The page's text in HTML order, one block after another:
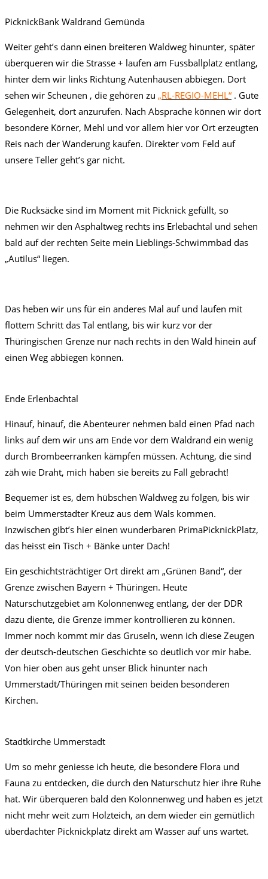
PicknickBank Waldrand Gemünda
Weiter geht’s dann einen breiteren Waldweg hinunter, später
überqueren wir die Strasse + laufen am Fussballplatz entlang,
hinter dem wir links Richtung Autenhausen abbiegen. Dort
sehen wir Scheunen , die gehören zu „RL-REGIO-MEHL“ . Gute
Gelegenheit, dort anzurufen. Nach Absprache können wir dort
besondere Körner, Mehl und vor allem hier vor Ort erzeugten
Reis nach der Wanderung kaufen. Direkter vom Feld auf
unsere Teller geht’s gar nicht.
Die Rucksäcke sind im Moment mit Picknick gefüllt, so
nehmen wir den Asphaltweg rechts ins Erlebachtal und sehen
bald auf der rechten Seite mein Lieblings-Schwimmbad das
„Autilus“ liegen.
Das heben wir uns für ein anderes Mal auf und laufen mit
flottem Schritt das Tal entlang, bis wir kurz vor der
Thüringischen Grenze nur nach rechts in den Wald hinein auf
einen Weg abbiegen können.
Ende Erlenbachtal
Hinauf, hinauf, die Abenteurer nehmen bald einen Pfad nach
links auf dem wir uns am Ende vor dem Waldrand ein wenig
durch Brombeerranken kämpfen müssen. Achtung, die sind
zäh wie Draht, mich haben sie bereits zu Fall gebracht!
Bequemer ist es, dem hübschen Waldweg zu folgen, bis wir
beim Ummerstadter Kreuz aus dem Wals kommen.
Inzwischen gibt’s hier einen wunderbaren PrimaPicknickPlatz,
das heisst ein Tisch + Bänke unter Dach!
Ein geschichtsträchtiger Ort direkt am „Grünen Band“, der
Grenze zwischen Bayern + Thüringen. Heute
Naturschutzgebiet am Kolonnenweg entlang, der der DDR
dazu diente, die Grenze immer kontrollieren zu können.
Immer noch kommt mir das Gruseln, wenn ich diese Zeugen
der deutsch-deutschen Geschichte so deutlich vor mir habe.
Von hier oben aus geht unser Blick hinunter nach
Ummerstadt/Thüringen mit seinen beiden besonderen
Kirchen.
Stadtkirche Ummerstadt
Um so mehr geniesse ich heute, die besondere Flora und
Fauna zu entdecken, die durch den Naturschutz hier ihre Ruhe
hat. Wir überqueren bald den Kolonnenweg und haben es jetzt
nicht mehr weit zum Holzteich, an dem wieder ein gemütlich
überdachter Picknickplatz direkt am Wasser auf uns wartet.